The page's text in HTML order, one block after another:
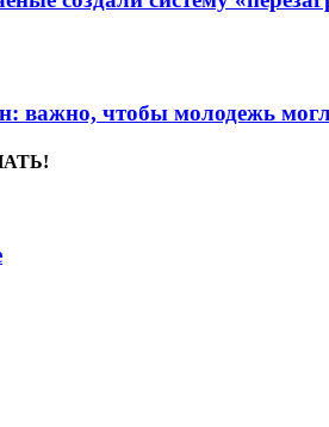
важно, чтобы молодежь